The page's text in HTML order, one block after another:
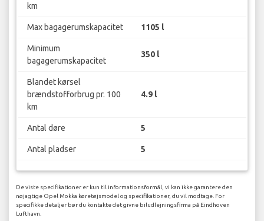
km
Max bagagerumskapacitet 1105 l
Minimum
bagagerumskapacitet
350 l
Blandet kørsel
brændstofforbrug pr. 100
km
4.9 l
Antal døre 5
Antal pladser 5
De viste specifikationer er kun til informationsformål, vi kan ikke garantere den
nøjagtige Opel Mokka køretøjsmodel og specifikationer, du vil modtage. For
specifikke detaljer bør du kontakte det givne biludlejningsfirma på Eindhoven
Lufthavn.